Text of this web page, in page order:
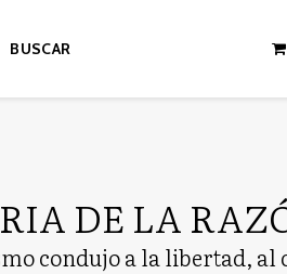
BUSCAR
DE LA
condujo a la libertad, al